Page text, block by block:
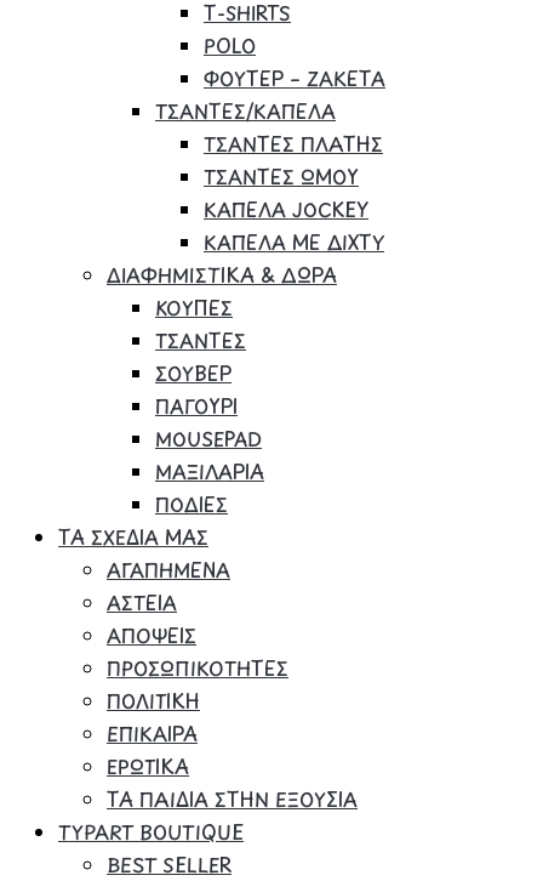
Τ-SHIRTS
POLO
ΦΟΥΤΕΡ – ΖΑΚΕΤΑ
ΤΣΑΝΤΕΣ/ΚΑΠΕΛΑ
ΤΣΑΝΤΕΣ ΠΛΑΤΗΣ
ΤΣΑΝΤΕΣ ΩΜΟΥ
ΚΑΠΕΛΑ JOCKEY
ΚΑΠΕΛΑ ΜΕ ΔΙΧΤΥ
ΔΙΑΦΗΜΙΣΤΙΚΑ & ΔΩΡΑ
ΚΟΥΠΕΣ
ΤΣΑΝΤΕΣ
ΣΟΥΒΕΡ
ΠΑΓΟΥΡΙ
MOUSEPAD
ΜΑΞΙΛΑΡΙΑ
ΠΟΔΙΕΣ
ΤΑ ΣΧΕΔΙΑ ΜΑΣ
ΑΓΑΠΗΜΕΝΑ
ΑΣΤΕΙΑ
ΑΠΟΨΕΙΣ
ΠΡΟΣΩΠΙΚΟΤΗΤΕΣ
ΠΟΛΙΤΙΚΗ
ΕΠΙΚΑΙΡΑ
ΕΡΩΤΙΚΑ
ΤΑ ΠΑΙΔΙΑ ΣΤΗΝ ΕΞΟΥΣΙΑ
TYPART BOUTIQUE
BEST SELLER